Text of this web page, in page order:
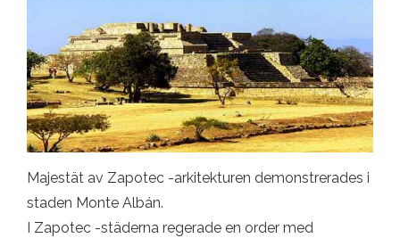
Majestät av Zapotec -arkitekturen demonstrerades i
staden Monte Albán.
I Zapotec -städerna regerade en order med